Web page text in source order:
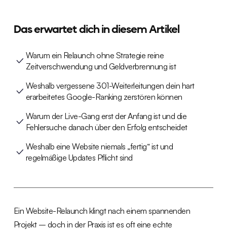
Das erwartet dich in diesem Artikel
Warum ein Relaunch ohne Strategie reine
Zeitverschwendung und Geldverbrennung ist
Weshalb vergessene 301-Weiterleitungen dein hart
erarbeitetes Google-Ranking zerstören können
Warum der Live-Gang erst der Anfang ist und die
Fehlersuche danach über den Erfolg entscheidet
Weshalb eine Website niemals „fertig“ ist und
regelmäßige Updates Pflicht sind
Ein Website-Relaunch klingt nach einem spannenden
Projekt – doch in der Praxis ist es oft eine echte